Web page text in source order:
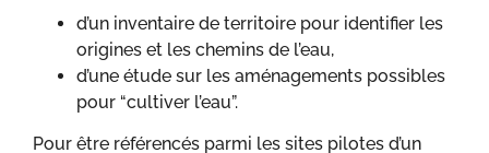
d’un inventaire de territoire pour identifier les
origines et les chemins de l’eau,
d’une étude sur les aménagements possibles
pour “cultiver l’eau”.
Pour être référencés parmi les sites pilotes d’un